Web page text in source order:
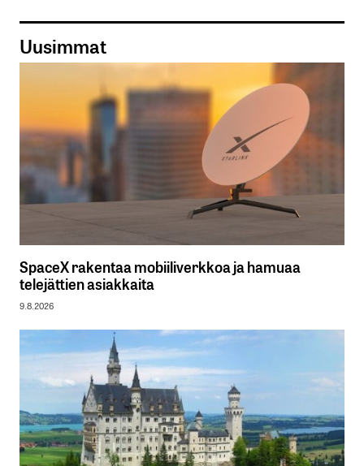
Uusimmat
SpaceX rakentaa mobiiliverkkoa ja hamuaa
telejättien asiakkaita
9.8.2026